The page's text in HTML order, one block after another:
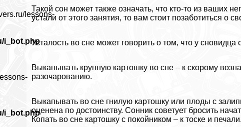
Такой сон может также означать, что кто-то из ваших
устали от этого занятия, то вам стоит позаботиться о
Усталость во сне может говорить о том, что у
Выкапывать крупную картошку во сне – к скорому
разочарованию.
Выкапывать во сне гнилую картошку или плоды с
оценена по достоинству. Сонник советует бросить
Копать во сне картошку с покойником – к тоске и печали.
lessons-
i_bot.php
i_bot.php